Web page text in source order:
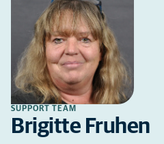
SUPPORT TEAM
Brigitte Fruhen